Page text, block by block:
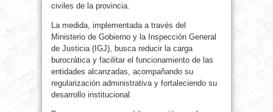
civiles de la provincia.
La medida, implementada a través del
Ministerio de Gobierno y la Inspección General
de Justicia (IGJ), busca reducir la carga
burocrática y facilitar el funcionamiento de las
entidades alcanzadas, acompañando su
regularización administrativa y fortaleciendo su
desarrollo institucional.